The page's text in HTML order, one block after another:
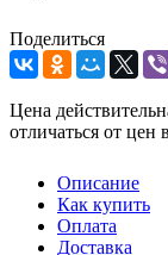
Поделиться
Цена
отличаться от цен
Описание
Как купить
Оплата
Доставка